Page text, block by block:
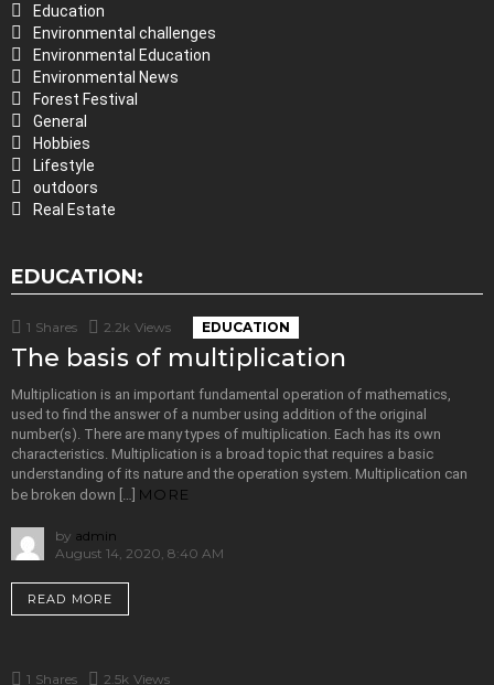
Education
Environmental challenges
Environmental Education
Environmental News
Forest Festival
General
Hobbies
Lifestyle
outdoors
Real Estate
EDUCATION:
1 Shares 2.2k Views EDUCATION
The basis of multiplication
Multiplication is an important fundamental operation of mathematics,
used to find the answer of a number using addition of the original
number(s). There are many types of multiplication. Each has its own
characteristics. Multiplication is a broad topic that requires a basic
understanding of its nature and the operation system. Multiplication can
be broken down […] MORE
by admin
August 14, 2020, 8:40 AM
READ MORE
1 Shares 2.5k Views